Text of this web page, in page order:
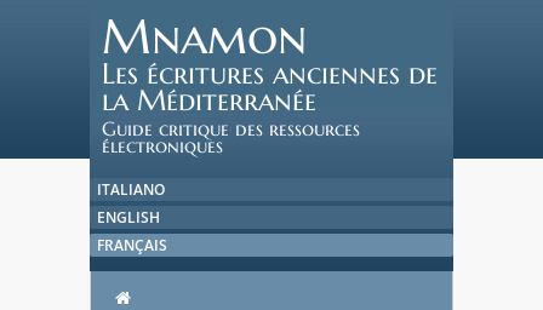
Mnamon
Les écritures anciennes de
la Méditerranée
Guide critique des ressources
électroniques
ITALIANO
ENGLISH
FRANÇAIS